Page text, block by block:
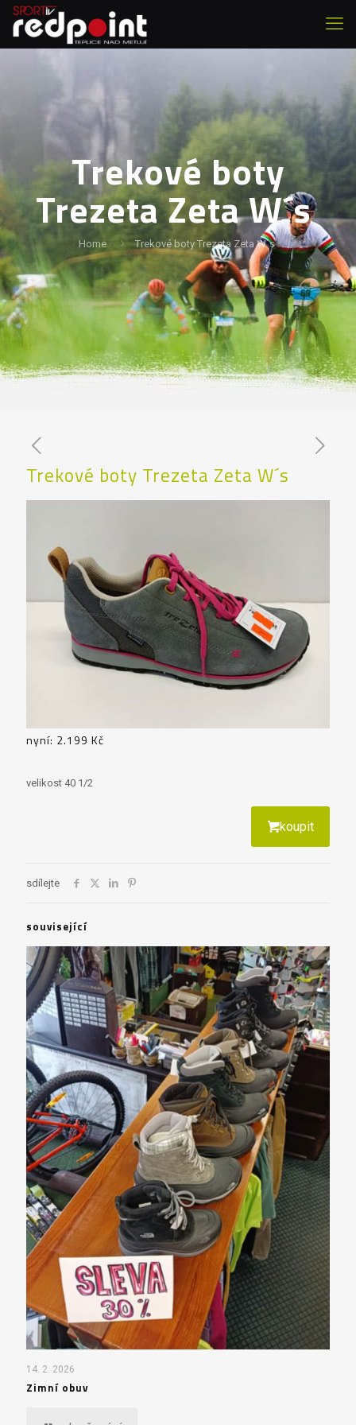
Trekové boty
Trezeta Zeta W´s
Home Trekové boty Trezeta Zeta W´s
Trekové boty Trezeta Zeta W´s
nyní: 2.199 Kč
velikost 40 1/2
koupit
sdílejte
související
14. 2. 2026
Zimní obuv